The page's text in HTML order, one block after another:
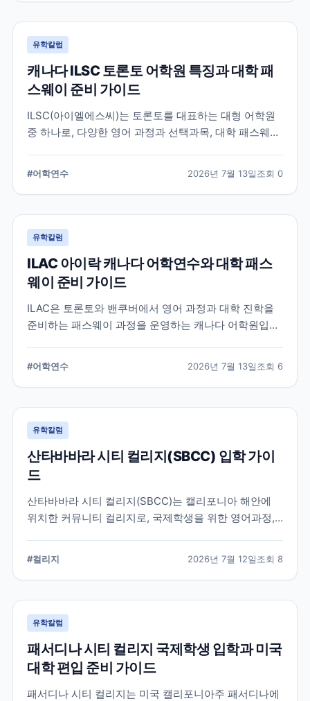
유학칼럼
캐나다 ILSC 토론토 어학원 특징과 대학 패
스웨이 준비 가이드
ILSC(아이엘에스씨)는 토론토를 대표하는 대형 어학원
중 하나로, 다양한 영어 과정과 선택과목, 대학 패스웨이
해야 할 주요 특징과 준비 사항을 정리했습니다.
#어학연수 2026년 7월 13일조회 0
유학칼럼
ILAC 아이락 캐나다 어학연수와 대학 패스
웨이 준비 가이드
ILAC은 토론토와 밴쿠버에서 영어 과정과 대학 진학을
준비하는 패스웨이 과정을 운영하는 캐나다 어학원입니
다.
#어학연수 2026년 7월 13일조회 6
유학칼럼
산타바바라 시티 컬리지(SBCC) 입학 가이
드
산타바바라 시티 컬리지(SBCC)는 캘리포니아 해안에
위치한 커뮤니티 컬리지로, 국제학생을 위한 영어과정,
서 확인해야 할 사항을 정리했습니다.
#컬리지 2026년 7월 12일조회 8
유학칼럼
패서디나 시티 컬리지 국제학생 입학과 미국
대학 편입 준비 가이드
패서디나 시티 컬리지는 미국 캘리포니아주 패서디나에